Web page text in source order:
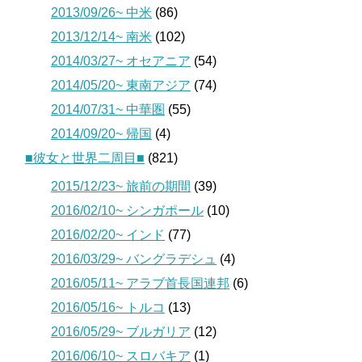
2013/09/26~ 中米 (86)
2013/12/14~ 南米 (102)
2014/03/27~ オセアニア (54)
2014/05/20~ 東南アジア (74)
2014/07/31~ 中華圏 (55)
2014/09/20~ 帰国 (4)
■彼女と世界二周目■ (821)
2015/12/23~ 旅前の期間 (39)
2016/02/10~ シンガポール (10)
2016/02/20~ インド (77)
2016/03/29~ バングラデシュ (4)
2016/05/11~ アラブ首長国連邦 (6)
2016/05/16~ トルコ (13)
2016/05/29~ ブルガリア (12)
2016/06/10~ スロバキア (1)